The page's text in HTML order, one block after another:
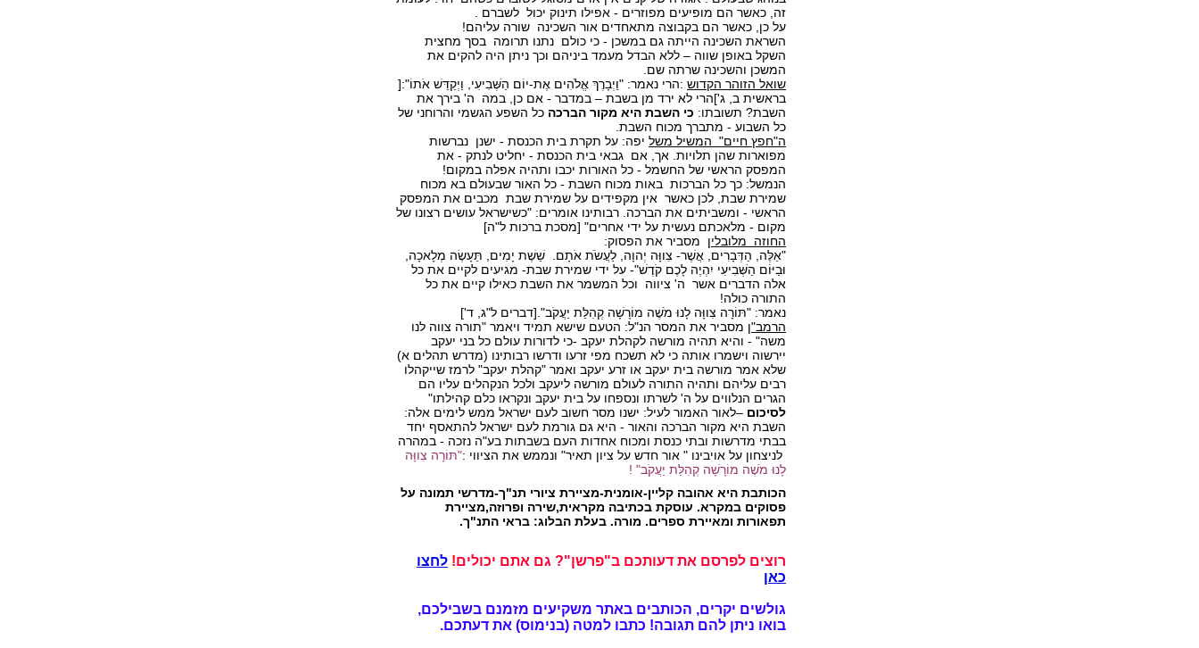
זה, כאשר הם מופיעים מפוזרים - אפילו תינוק יכול לשברם .
על כן, כאשר הם בקבוצה מתאחדים אור השכינה שורה עליהם!
השראת השכינה הייתה גם במשכן - כי כולם נתנו תרומה בסך מחצית
השקל באופן שווה – ללא הבדל מעמד ביניהם וכך ניתן היה להקים את
המשכן והשכינה שרתה שם.
שואל הזוהר הקדוש :הרי נאמר: "וַיְבָרֶךְ אֱלֹהִים אֶת-יוֹם הַשְּׁבִיעִי, וַיְקַדֵּשׁ אֹתוֹ":[
בראשית ב, ג']הרי לא ירד מן בשבת – במדבר - אם כן, במה ה' בירך את
השבת? תשובתו: כי השבת היא מקור הברכה כל השפע הגשמי והרוחני של
כל השבוע - מתברך מכוח השבת.
ה"חפץ חיים" המשיל משל יפה: על תקרת בית הכנסת - ישנן נברשות
מפוארות שהן תלויות. אך, אם גבאי בית הכנסת - יחליט לנתק - את
המפסק הראשי של החשמל - כל האורות יכבו ותהיה אפלה במקום!
הנמשל: כך כל הברכות באות מכוח השבת - כל האור שבעולם בא מכוח
שמירת שבת, לכן כאשר אין מקפידים על שמירת שבת מכבים את המפסק
הראשי - ומשביתים את הברכה. רבותינו אומרים: "כשישראל עושים רצונו של
מקום - מלאכתם נעשית על ידי אחרים" [מסכת ברכות ל"ה]
החוזה מלובלין מסביר את הפסוק:
"אֵלֶּה, הַדְּבָרִים, אֲשֶׁר- צִווָּה יְהוָה, לַעֲשֹׂת אֹתָם. שֵׁשֶׁת יָמִים, תֵּעָשֶׂה מְלָאכָה,
וּבַיּוֹם הַשְּׁבִיעִי יִהְיֶה לָכֶם קֹדֶשׁ"- על ידי שמירת שבת- מגיעים לקיים את כל
אלה הדברים אשר ה' ציווה וכל המשמר את השבת כאילו קיים את כל
התורה כולה!
נאמר: "תּוֹרָה צִווָּה לָנוּ מֹשֶׁה מוֹרָשָׁה קְהִלַּת יַעֲקֹב".[דברים ל"ג, ד']
הרמב"ן מסביר את המסר הנ"ל: הטעם שישא תמיד ויאמר "תורה צווה לנו
משה" - והיא תהיה מורשה לקהלת יעקב -כי לדורות עולם כל בני יעקב
יירשוה וישמרו אותה כי לא תשכח מפי זרעו ודרשו רבותינו (מדרש תהלים א)
שלא אמר מורשה בית יעקב או זרע יעקב ואמר "קהלת יעקב" לרמז שייקהלו
רבים עליהם ותהיה התורה לעולם מורשה ליעקב ולכל הנקהלים עליו הם
הגרים הנלווים על ה' לשרתו ונספחו על בית יעקב ונקראו כלם קהילתו"
לסיכום –לאור האמור לעיל: ישנו מסר חשוב לעם ישראל ממש לימים אלה:
השבת היא מקור הברכה והאור - היא גם גורמת לעם ישראל להתאסף יחד
בבתי מדרשות ובתי כנסת ומכוח אחדות העם בשבתות בע"ה נזכה - במהרה
לניצחון על אויבינו " אור חדש על ציון תאיר" ונממש את הציווי :"תּוֹרָה צִווָּה
לָנוּ מֹשֶׁה מוֹרָשָׁה קְהִלַּת יַעֲקֹב" !
הכותבת היא אהובה קליין-אומנית-מציירת ציורי תנ"ך-מדרשי תמונה על
פסוקים במקרא. עוסקת בכתיבה מקראית,שירה ופרוזה,מציירת
תפאורות ומאיירת ספרים. מורה. בעלת הבלוג: בראי התנ"ך.
רוצים לפרסם את דעותכם ב"פרשן"? גם אתם יכולים! לחצו
כאן
גולשים יקרים, הכותבים באתר משקיעים מזמנם בשבילכם,
בואו ניתן להם תגובה! כתבו למטה (בנימוס) את דעתכם.